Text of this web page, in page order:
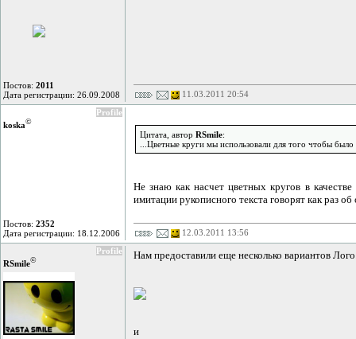
Постов: 2011
Дата регистрации: 26.09.2008
11.03.2011 20:54
Profile
koska©
Постов: 2352
Дата регистрации: 18.12.2006
Цитата, автор RSmile:
...Цветные круги мы использовали для того чтобы
Не знаю как насчет цветных кругов в
имитации рукописного текста говорят как раз об
12.03.2011 13:56
Profile
RSmile© Нам предоставили еще несколько вариантов
и